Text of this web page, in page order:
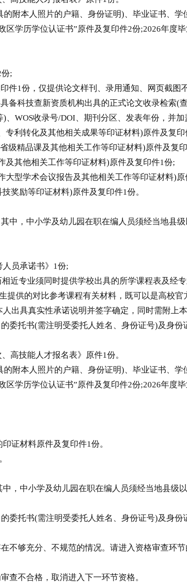
本人照片的户籍、身份证明)、毕业证书、学
区学历学位认证书”原件及复印件2份;2026年度
;
1份，仅提供论文样刊、录用通知、网页截图
科技查新资质机构出具的正式论文收录检索(
WOS收录号/DOI、期刊分区、发表年份，并加
转化及其他相关成果等印证材料)原件及复印
精品课及其他相关工作等印证材料)原件及复
其他相关工作等印证材料)原件及复印件1份;
学术会议报告及其他相关工作等印证材料)原
励等印证材料)原件及复印件1份。
，中小学及幼儿园在职在编人员须经当地县
员承诺书》1份;
专业须同时提供学校出具的所学课程表及经
的对比参考课程有关材料，既可以是高校官
出具真实性承诺说明并签字确定，同时需附上
托书(需注明受委托人姓名、身份证号)及身份
高技能人才报名表》原件1份。
本人照片的户籍、身份证明)、毕业证书、学
区学历学位认证书”原件及复印件2份;2026年度
材料原件及复印件1份。
中小学及幼儿园在职在编人员须经当地县级
托书(需注明受委托人姓名、身份证号)及身份
够充分、不规范的情况。请进入资格审查环
不合格，取消进入下一环节资格。